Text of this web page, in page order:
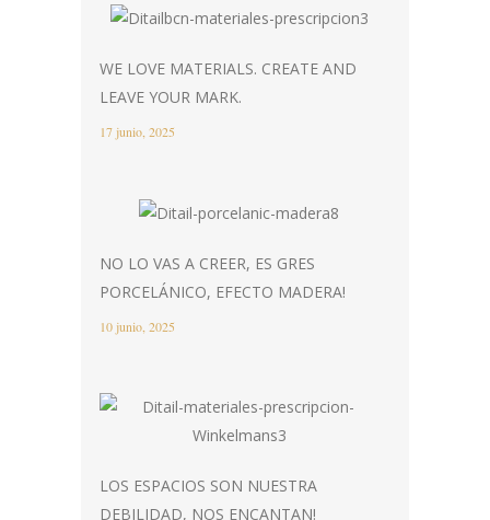
WE LOVE MATERIALS. CREATE AND
LEAVE YOUR MARK.
17 junio, 2025
NO LO VAS A CREER, ES GRES
PORCELÁNICO, EFECTO MADERA!
10 junio, 2025
LOS ESPACIOS SON NUESTRA
DEBILIDAD, NOS ENCANTAN!